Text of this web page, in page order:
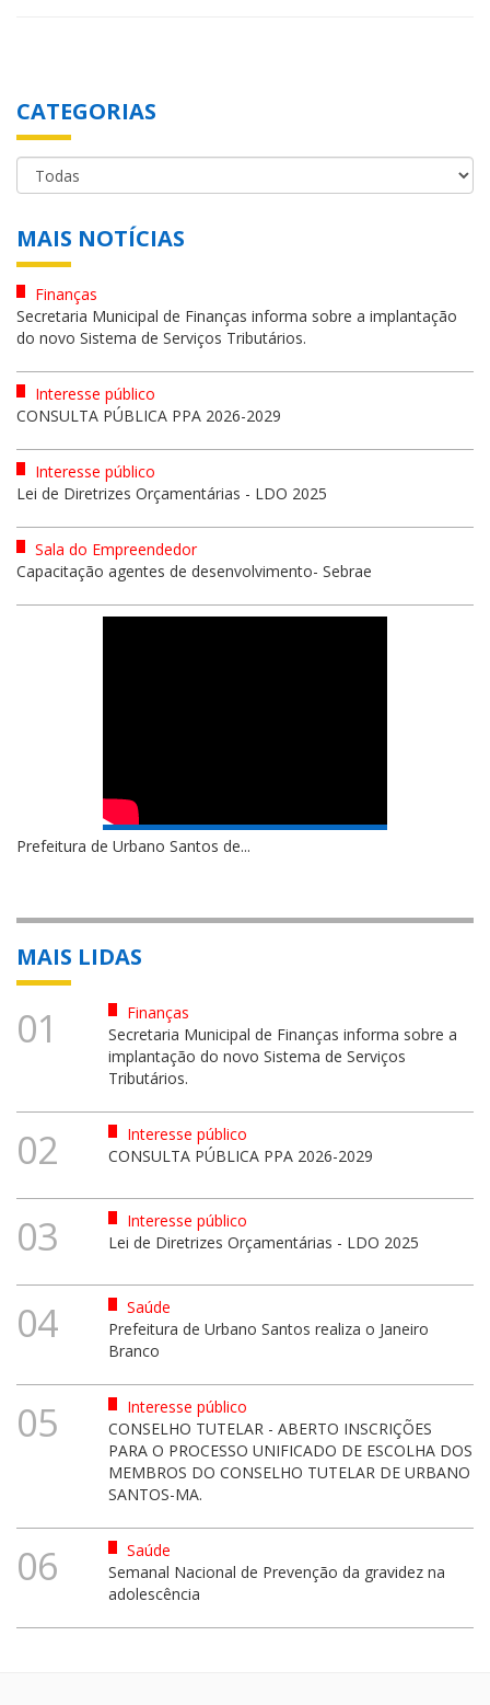
CATEGORIAS
MAIS NOTÍCIAS
Finanças
Secretaria Municipal de Finanças informa sobre a implantação
do novo Sistema de Serviços Tributários.
Interesse público
CONSULTA PÚBLICA PPA 2026-2029
Interesse público
Lei de Diretrizes Orçamentárias - LDO 2025
Sala do Empreendedor
Capacitação agentes de desenvolvimento- Sebrae
Prefeitura de Urbano Santos re...
MAIS LIDAS
01
Finanças
Secretaria Municipal de Finanças informa sobre a
implantação do novo Sistema de Serviços
Tributários.
02
Interesse público
CONSULTA PÚBLICA PPA 2026-2029
03
Interesse público
Lei de Diretrizes Orçamentárias - LDO 2025
04
Saúde
Prefeitura de Urbano Santos realiza o Janeiro
Branco
05
Interesse público
CONSELHO TUTELAR - ABERTO INSCRIÇÕES
PARA O PROCESSO UNIFICADO DE ESCOLHA DOS
MEMBROS DO CONSELHO TUTELAR DE URBANO
SANTOS-MA.
06
Saúde
Semanal Nacional de Prevenção da gravidez na
adolescência